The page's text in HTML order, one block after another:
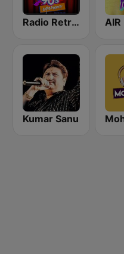
Radio Retro Bollywood 90s
Kumar Sanu